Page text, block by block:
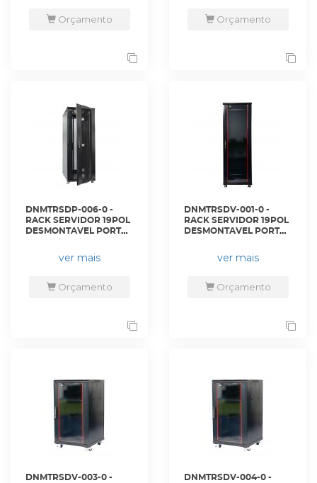
Orçamento Orçamento
DNMTRSDP-006-0 -
RACK SERVIDOR 19POL
DESMONTAVEL PORTA
PRETO C/ GUIAS - DN-
RSDP-44-80.120PT - D-
ver mais
Orçamento
DNMTRSDV-001-0 -
RACK SERVIDOR 19POL
DESMONTAVEL PORTA
PRETO S/ GUIAS - DN-
RSDV-20-60.60PT - D-
ver mais
Orçamento
DNMTRSDV-003-0 -
DNMTRSDV-004-0 -